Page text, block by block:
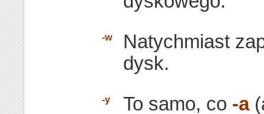
-w
Natychmiast
dysk.
-y To samo, co -a